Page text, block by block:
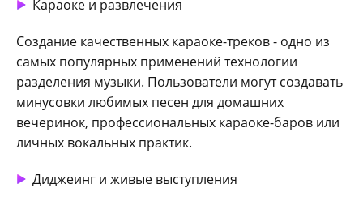
Караоке и развлечения
Создание качественных караоке-треков - одно из
самых популярных применений технологии
разделения музыки. Пользователи могут создавать
минусовки любимых песен для домашних
вечеринок, профессиональных караоке-баров или
личных вокальных практик.
Диджеинг и живые выступления